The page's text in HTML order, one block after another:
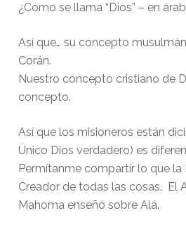
¿Cómo se llama “Dios” – en
Así que… su concepto
Corán.
Nuestro concepto cristiano de
concepto.
Así que los misioneros están
Único Dios verdadero) es
Permítanme compartir lo que
Creador de todas las cosas. El
Mahoma enseñó sobre Alá.